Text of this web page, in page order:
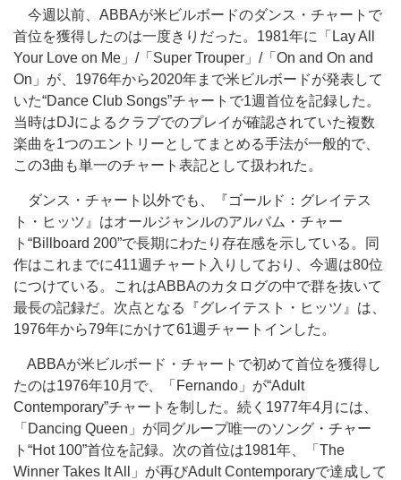
今週以前、ABBAが米ビルボードのダンス・チャートで
首位を獲得したのは一度きりだった。1981年に「Lay All
Your Love on Me」/「Super Trouper」/「On and On and
On」が、1976年から2020年まで米ビルボードが発表して
いた“Dance Club Songs”チャートで1週首位を記録した。
当時はDJによるクラブでのプレイが確認されていた複数
楽曲を1つのエントリーとしてまとめる手法が一般的で、
この3曲も単一のチャート表記として扱われた。
ダンス・チャート以外でも、『ゴールド：グレイテス
ト・ヒッツ』はオールジャンルのアルバム・チャー
ト“Billboard 200”で長期にわたり存在感を示している。同
作はこれまでに411週チャート入りしており、今週は80位
につけている。これはABBAのカタログの中で群を抜いて
最長の記録だ。次点となる『グレイテスト・ヒッツ』は、
1976年から79年にかけて61週チャートインした。
ABBAが米ビルボード・チャートで初めて首位を獲得し
たのは1976年10月で、「Fernando」が“Adult
Contemporary”チャートを制した。続く1977年4月には、
「Dancing Queen」が同グループ唯一のソング・チャー
ト“Hot 100”首位を記録。次の首位は1981年、「The
Winner Takes It All」が再びAdult Contemporaryで達成して